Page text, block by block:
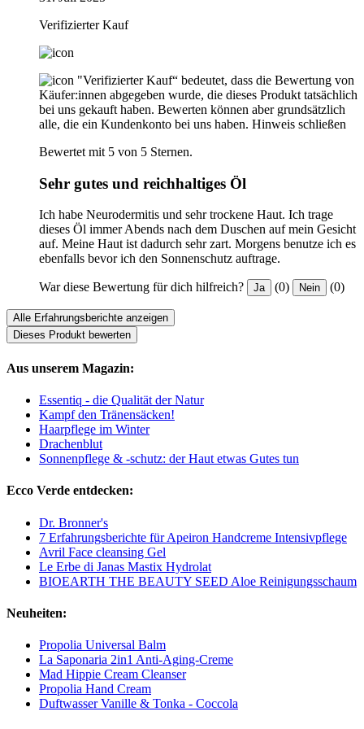
Verifizierter Kauf
"Verifizierter Kauf“ bedeutet, dass die Bewertung von
Käufer:innen abgegeben wurde, die dieses Produkt tatsächlich
bei uns gekauft haben. Bewerten können aber grundsätzlich
alle, die ein Kundenkonto bei uns haben. Hinweis schließen
Bewertet mit 5 von 5 Sternen.
Sehr gutes und reichhaltiges Öl
Ich habe Neurodermitis und sehr trockene Haut. Ich trage
dieses Öl immer Abends nach dem Duschen auf mein Gesicht
auf. Meine Haut ist dadurch sehr zart. Morgens benutze ich es
ebenfalls bevor ich den Sonnenschutz auftrage.
War diese Bewertung für dich hilfreich? Ja (0) Nein (0)
Alle Erfahrungsberichte anzeigen
Dieses Produkt bewerten
Aus unserem Magazin:
Essentiq - die Qualität der Natur
Kampf den Tränensäcken!
Haarpflege im Winter
Drachenblut
Sonnenpflege & -schutz: der Haut etwas Gutes tun
Ecco Verde entdecken:
Dr. Bronner's
7 Erfahrungsberichte für Apeiron Handcreme Intensivpflege
Avril Face cleansing Gel
Le Erbe di Janas Mastix Hydrolat
BIOEARTH THE BEAUTY SEED Aloe Reinigungsschaum
Neuheiten:
Propolia Universal Balm
La Saponaria 2in1 Anti-Aging-Creme
Mad Hippie Cream Cleanser
Propolia Hand Cream
Duftwasser Vanille & Tonka - Coccola